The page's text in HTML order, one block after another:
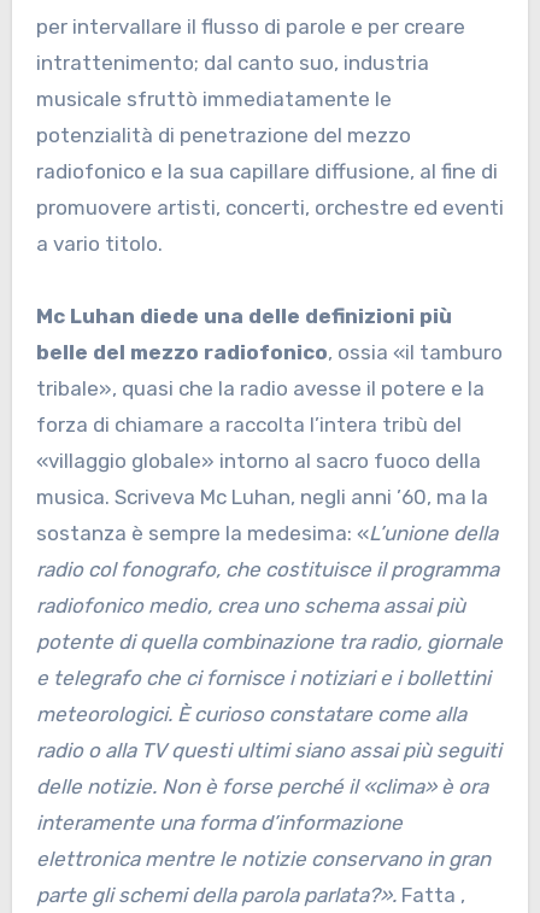
per intervallare il flusso di parole e per creare
intrattenimento; dal canto suo, industria
musicale sfruttò immediatamente le
potenzialità di penetrazione del mezzo
radiofonico e la sua capillare diffusione, al fine di
promuovere artisti, concerti, orchestre ed eventi
a vario titolo.
Mc Luhan diede una delle definizioni più
belle del mezzo radiofonico, ossia «il tamburo
tribale», quasi che la radio avesse il potere e la
forza di chiamare a raccolta l’intera tribù del
«villaggio globale» intorno al sacro fuoco della
musica. Scriveva Mc Luhan, negli anni ’60, ma la
sostanza è sempre la medesima: «L’unione della
radio col fonografo, che costituisce il programma
radiofonico medio, crea uno schema assai più
potente di quella combinazione tra radio, giornale
e telegrafo che ci fornisce i notiziari e i bollettini
meteorologici. È curioso constatare come alla
radio o alla TV questi ultimi siano assai più seguiti
delle notizie. Non è forse perché il «clima» è ora
interamente una forma d’informazione
elettronica mentre le notizie conservano in gran
parte gli schemi della parola parlata?».Fatta ,